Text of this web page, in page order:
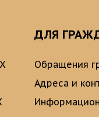
ДЛЯ
Обращения
Адреса и